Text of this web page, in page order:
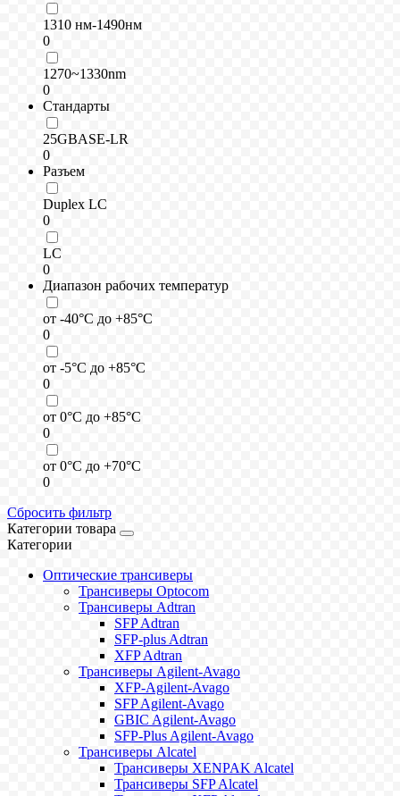
1310 нм-1490нм
0
1270~1330nm
0
Стандарты
25GBASE-LR
0
Разъем
Duplex LC
0
LC
0
Диапазон рабочих температур
от -40°C до +85°C
0
от -5°C до +85°C
0
от 0°C до +85°C
0
от 0°C до +70°C
0
Сбросить фильтр
Категории товара
Категории
Оптические трансиверы
Трансиверы Optocom
Трансиверы Adtran
SFP Adtran
SFP-plus Adtran
XFP Adtran
Трансиверы Agilent-Avago
XFP-Agilent-Avago
SFP Agilent-Avago
GBIC Agilent-Avago
SFP-Plus Agilent-Avago
Трансиверы Alcatel
Трансиверы XENPAK Alcatel
Трансиверы SFP Alcatel